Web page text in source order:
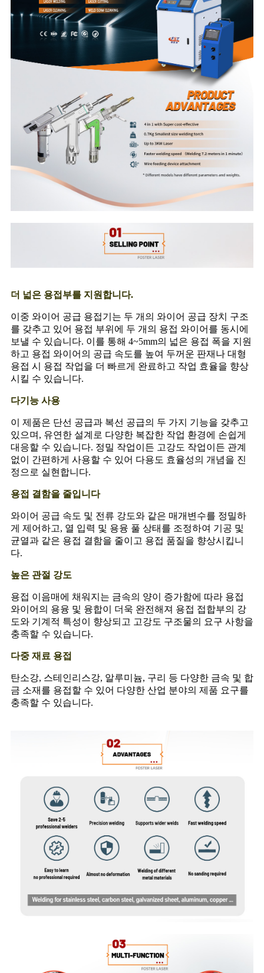
더 넓은 용접부를 지원합니다.
이중 와이어 공급 용접기는 두 개의 와이어 공급 장치 구조
를 갖추고 있어 용접 부위에 두 개의 용접 와이어를 동시에
보낼 수 있습니다. 이를 통해 4~5mm의 넓은 용접 폭을 지원
하고 용접 와이어의 공급 속도를 높여 두꺼운 판재나 대형
용접 시 용접 작업을 더 빠르게 완료하고 작업 효율을 향상
시킬 수 있습니다.
다기능 사용
이 제품은 단선 공급과 복선 공급의 두 가지 기능을 갖추고
있으며, 유연한 설계로 다양한 복잡한 작업 환경에 손쉽게
대응할 수 있습니다. 정밀 작업이든 고강도 작업이든 관계
없이 간편하게 사용할 수 있어 다용도 효율성의 개념을 진
정으로 실현합니다.
용접 결함을 줄입니다
와이어 공급 속도 및 전류 강도와 같은 매개변수를 정밀하
게 제어하고, 열 입력 및 용융 풀 상태를 조정하여 기공 및
균열과 같은 용접 결함을 줄이고 용접 품질을 향상시킵니
다.
높은 관절 강도
용접 이음매에 채워지는 금속의 양이 증가함에 따라 용접
와이어의 용융 및 융합이 더욱 완전해져 용접 접합부의 강
도와 기계적 특성이 향상되고 고강도 구조물의 요구 사항을
충족할 수 있습니다.
다중 재료 용접
탄소강, 스테인리스강, 알루미늄, 구리 등 다양한 금속 및 합
금 소재를 용접할 수 있어 다양한 산업 분야의 제품 요구를
충족할 수 있습니다.